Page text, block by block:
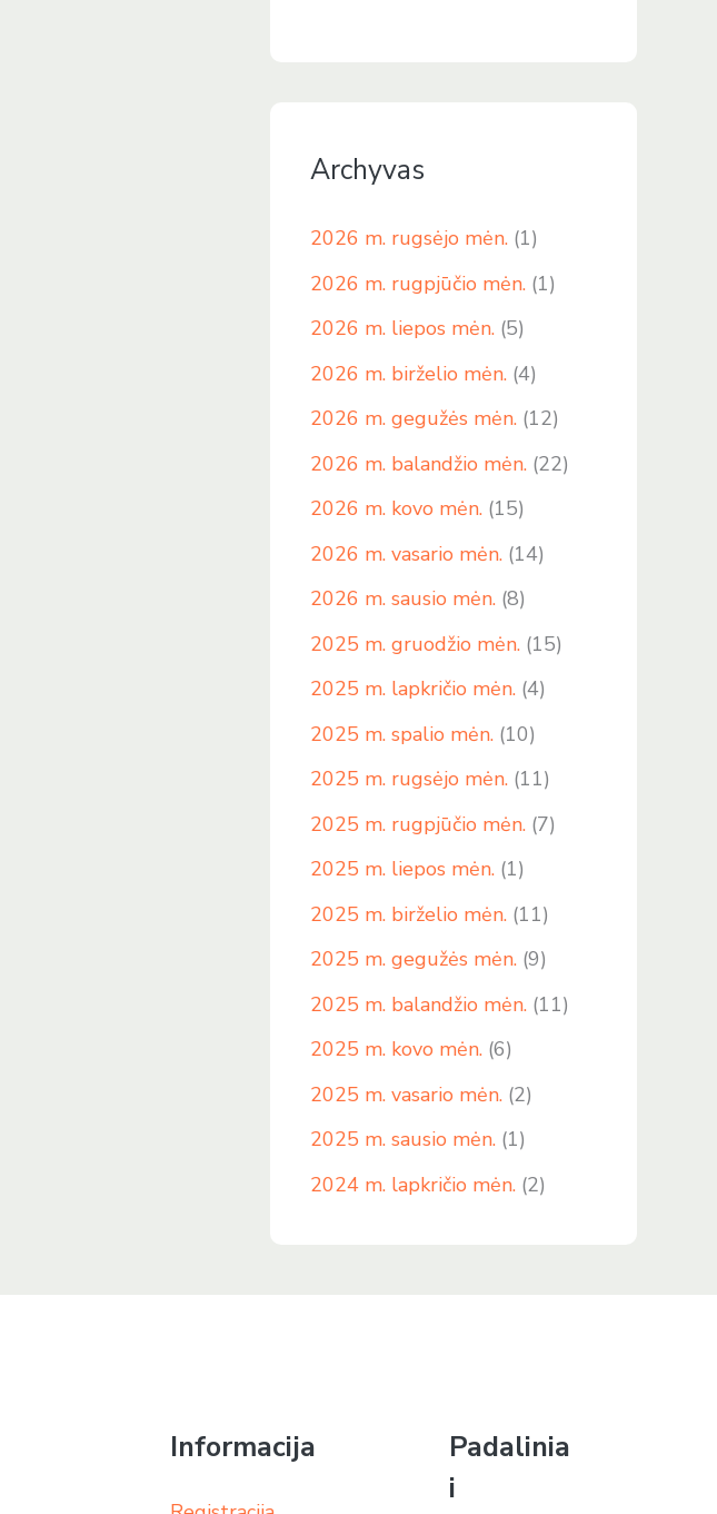
Archyvas
2026 m. rugsėjo mėn. (1)
2026 m. rugpjūčio mėn. (1)
2026 m. liepos mėn. (5)
2026 m. birželio mėn. (4)
2026 m. gegužės mėn. (12)
2026 m. balandžio mėn. (22)
2026 m. kovo mėn. (15)
2026 m. vasario mėn. (14)
2026 m. sausio mėn. (8)
2025 m. gruodžio mėn. (15)
2025 m. lapkričio mėn. (4)
2025 m. spalio mėn. (10)
2025 m. rugsėjo mėn. (11)
2025 m. rugpjūčio mėn. (7)
2025 m. liepos mėn. (1)
2025 m. birželio mėn. (11)
2025 m. gegužės mėn. (9)
2025 m. balandžio mėn. (11)
2025 m. kovo mėn. (6)
2025 m. vasario mėn. (2)
2025 m. sausio mėn. (1)
2024 m. lapkričio mėn. (2)
Informacija
Padalinia
i